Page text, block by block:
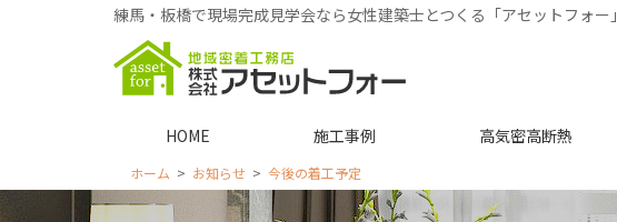
練馬・板橋で現場完成見学会なら女性建築士とつくる「アセットフォー」
HOME 施工事例 高気密高断熱
ホーム お知らせ 今後の着工予定